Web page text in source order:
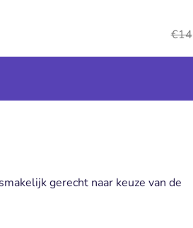
€14
gerecht naar keuze van de